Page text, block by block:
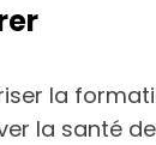
la
la santé